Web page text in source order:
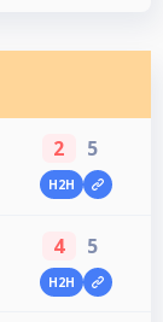
2 5
H2H
4 5
H2H